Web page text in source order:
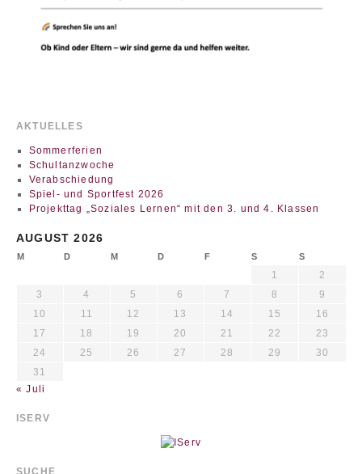
AKTUELLES
Sommerferien
Schultanzwoche
Verabschiedung
Spiel- und Sportfest 2026
Projekttag „Soziales Lernen“ mit den 3. und 4. Klassen
AUGUST 2026
M D M D F S S
1
2
3
4 5 6 7 8
9
10
11 12 13 14 15
16
17
18 19 20 21 22
23
24
25 26 27 28 29
30
31
« Juli
ISERV